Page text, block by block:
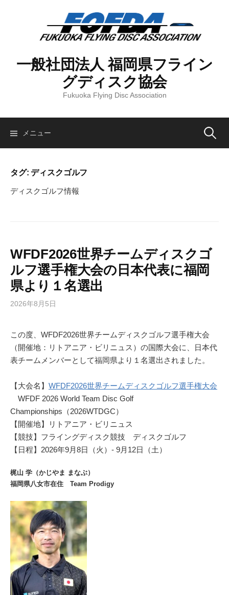
一般社団法人 福岡県フライン
グディスク協会
Fukuoka Flying Disc Association
メニュー 検
タグ: ディスクゴルフ
ディスクゴルフ情報
WFDF2026世界チームディスクゴ
ルフ選手権大会の日本代表に福岡
県より１名選出
2026年8月5日
この度、WFDF2026世界チームディスクゴルフ選手権大会
（開催地：リトアニア・ビリニュス）の国際大会に、日本代
表チームメンバーとして福岡県より１名選出されました。
【大会名】 WFDF2026世界チームディスクゴルフ選手権大会
WFDF 2026 World Team Disc Golf
Championships（2026WTDGC）
【開催地】リトアニア・ビリニュス
【競技】フライングディスク競技 ディスクゴルフ
【日程】2026年9月8日（火）- 9月12日（土）
梶山 学（かじやま まなぶ）
福岡県八女市在住
Team Prodigy